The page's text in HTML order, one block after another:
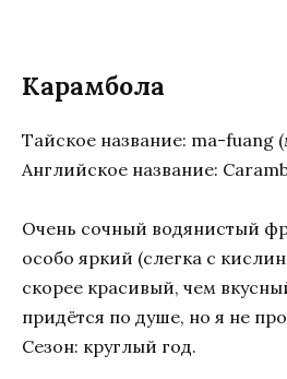
Карамбола
Тайское название: ma-fuang
Английское название:
Очень сочный водянистый
особо яркий (слегка с
скорее красивый, чем
придётся по душе, но я не
Сезон: круглый год.